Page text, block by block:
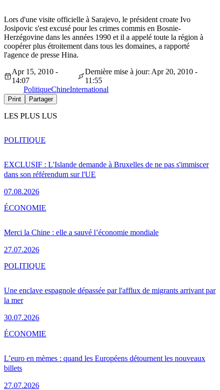
Lors d'une visite officielle à Sarajevo, le président croate Ivo
Josipovic s'est excusé pour les crimes commis en Bosnie-
Herzégovine dans les années 1990 et il a appelé toute la région à
coopérer plus étroitement dans tous les domaines, a rapporté
l'agence de presse Hina.
Apr 15, 2010 -
14:07
Dernière mise à jour: Apr 20, 2010 -
11:55
PolitiqueChineInternational
Print Partager
LES PLUS LUS
EXCLUSIF : L'Islande demande à Bruxelles de ne pas s'immiscer
dans son référendum sur l'UE
07.08.2026
POLITIQUE
Merci la Chine : elle a sauvé l’économie mondiale
27.07.2026
ÉCONOMIE
Une enclave espagnole dépassée par l'afflux de migrants arrivant par
la mer
30.07.2026
POLITIQUE
L’euro en mèmes : quand les Européens détournent les nouveaux
billets
27.07.2026
ÉCONOMIE